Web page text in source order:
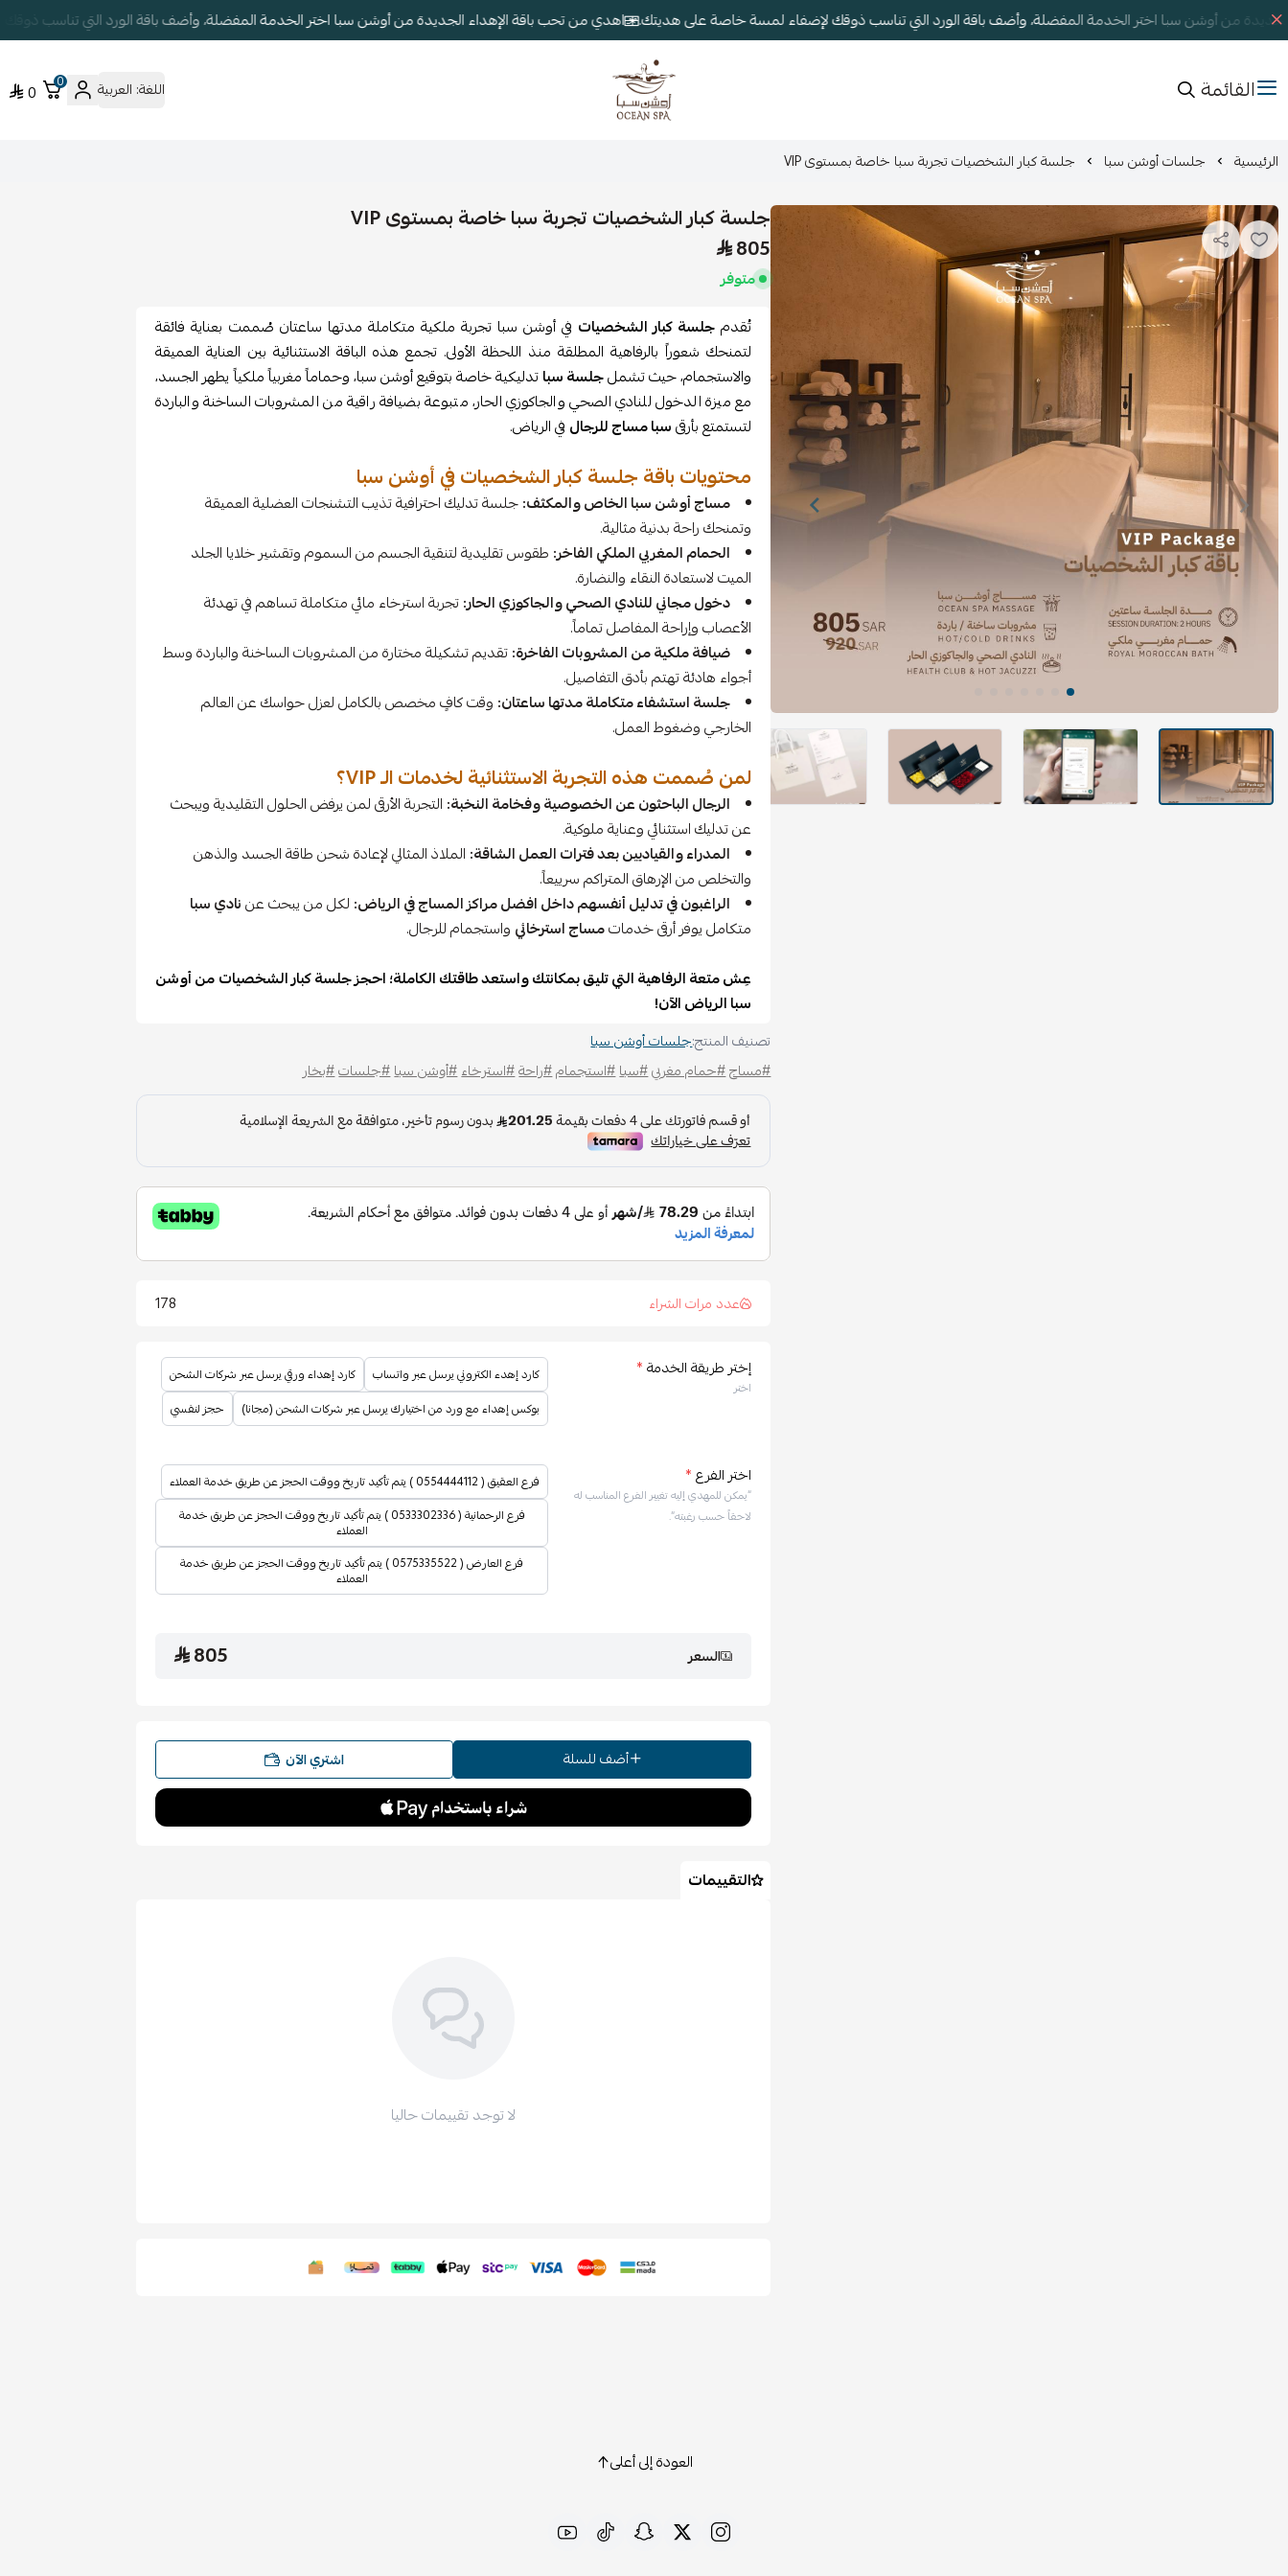
من أوشن سبا اختر الخدمة المفضلة، وأضف باقة الورد التي تناسب ذوقك لإضفاء لمسة خاصة على هديتك. اهدي من تحب باقة الإهداء الجديدة من أوشن سبا اختر الخدمة المفضلة، وأضف باقة الورد التي تناسب
القائمة أوشن سبا اللغة: العربية 0
0
الرئيسية جلسات أوشن سبا جلسة كبار الشخصيات تجربة سبا خاصة بمستوى VIP
جلسة كبار الشخصيات تجربة سبا خاصة بمستوى VIP
805
متوفر
تُقدم جلسة كبار الشخصيات في أوشن سبا تجربة ملكية متكاملة مدتها ساعتان صُممت بعناية فائقة
لتمنحك شعوراً بالرفاهية المطلقة منذ اللحظة الأولى. تجمع هذه الباقة الاستثنائية بين العناية العميقة
والاستجمام، حيث تشملجلسة سباتدليكية خاصة بتوقيع أوشن سبا، وحماماً مغربياً ملكياً يطهر الجسد،
مع ميزة الدخول للنادي الصحي والجاكوزي الحار، متبوعة بضيافة راقية من المشروبات الساخنة والباردة
لتستمتع بأرقىسبا مساج للرجال في الرياض.
محتويات باقة جلسة كبار الشخصيات في أوشن سبا
مساج أوشن سبا الخاص والمكثف:جلسة تدليك احترافية تذيب التشنجات العضلية العميقة
وتمنحك راحة بدنية مثالية.
الحمام المغربي الملكي الفاخر: طقوس تقليدية لتنقية الجسم من السموم وتقشير خلايا الجلد
الميت لاستعادة النقاء والنضارة.
دخول مجاني للنادي الصحي والجاكوزي الحار:تجربة استرخاء مائي متكاملة تساهم في تهدئة
الأعصاب وإراحة المفاصل تماماً.
ضيافة ملكية من المشروبات الفاخرة:تقديم تشكيلة مختارة من المشروبات الساخنة والباردة وسط
أجواء هادئة تهتم بأدق التفاصيل.
جلسة استشفاء متكاملة مدتها ساعتان: وقت كافٍ مخصص بالكامل لعزل حواسك عن العالم
الخارجي وضغوط العمل.
لمن صُممت هذه التجربة الاستثنائية لخدمات الـ VIP؟
الرجال الباحثون عن الخصوصية وفخامة النخبة: التجربة الأرقى لمن يرفض الحلول التقليدية ويبحث
عن تدليك استثنائي وعناية ملوكية.
المدراء والقياديين بعد فترات العمل الشاقة: الملاذ المثالي لإعادة شحن طاقة الجسد والذهن
والتخلص من الإرهاق المتراكم سرييعاً.
الراغبون في تدليل أنفسهم داخل افضل مراكز المساج في الرياض: لكل من يبحث عننادي سبا
متكامل يوفر أرقى خدماتمساج استرخائي واستجمام للرجال.
عِش متعة الرفاهية التي تليق بمكانتك واستعد طاقتك الكاملة؛ احجز جلسة كبار الشخصيات من أوشن
سبا الرياض الآن!
تصنيف المنتج:جلسات أوشن سبا
#مساج#حمام مغربي#سبا#استجمام#راحة#استرخاء#أوشن سبا#جلسات#بخار
عدد مرات الشراء 178
إختر طريقة الخدمة*
اختر
كارد إهدء الكتروني يرسل عبر واتساب
كارد إهداء ورقي يرسل عبر شركات الشحن
بوكس إهداء مع ورد من اختيارك يرسل عبر شركات الشحن (مجانا)
حجز لنفسي
اختر الفرع*
“يمكن للمهدي إليه تغيير الفرع المناسب له
لاحقاً حسب رغبته”.
فرع العقيق ( 0554444112 ) يتم تأكيد تاريخ ووقت الحجز عن طريق خدمة العملاء
فرع الرحمانية ( 0533302336 ) يتم تأكيد تاريخ ووقت الحجز عن طريق خدمة
العملاء
فرع العارض ( 0575335522 ) يتم تأكيد تاريخ ووقت الحجز عن طريق خدمة
العملاء
السعر 805
أضف للسلة اشتري الآن
التقييمات
لا توجد تقييمات حاليا
العودة إلى أعلى